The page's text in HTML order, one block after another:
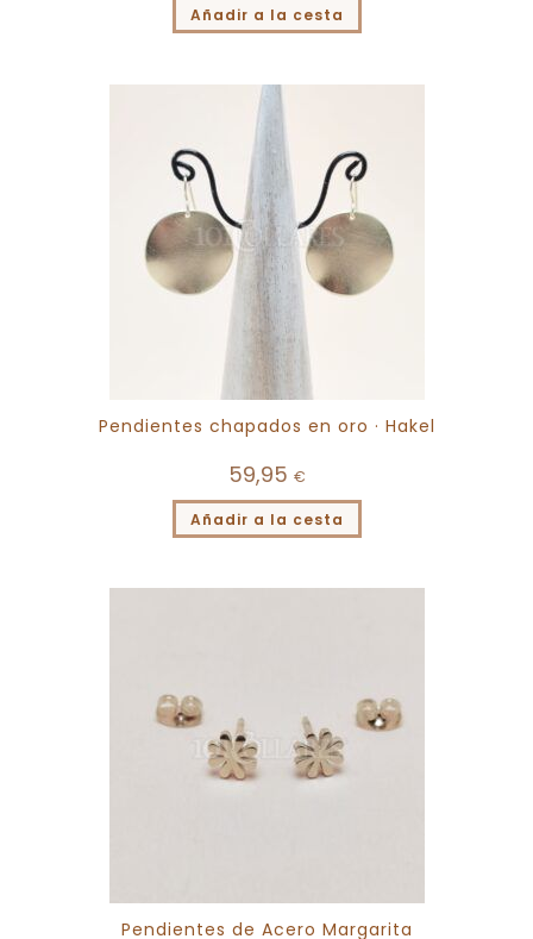
Añadir a la cesta
Pendientes chapados en oro · Hakel
59,95 €
Añadir a la cesta
Pendientes de Acero Margarita